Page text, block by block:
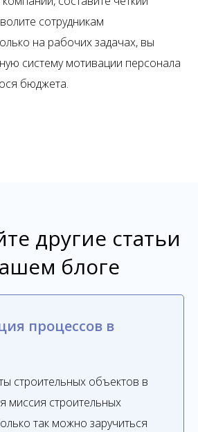
сотрудникам
на рабочих задачах, вы
систему мотивации персонала
бюджета.
другие статьи
блоге
процессов в
строительных объектов в
миссия строительных
так можно заручиться